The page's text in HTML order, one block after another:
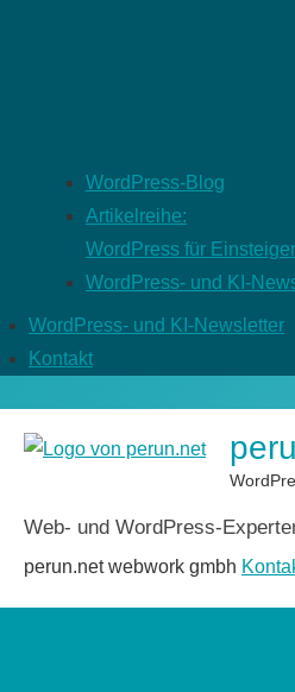
WordPress-Blog
Artikelreihe:
WordPress für Einsteiger
WordPress- und KI-
WordPress- und KI-Newsletter
Kontakt
Web- und WordPress-
perun.net webwork gmbh